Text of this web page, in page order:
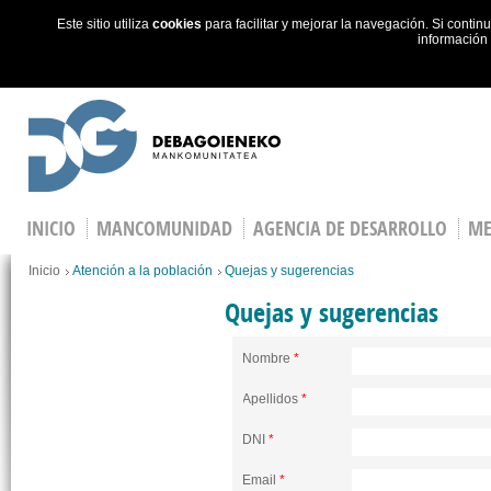
Este sitio utiliza cookies para facilitar y mejorar la navegación. Si
INICIO MANCOMUNIDAD AGENCIA DE DESARROLLO
Estás en
Inicio Atención a la población Quejas y sugerencias
Quejas y sugerencias
Nombre*
Apellidos*
DNI*
Email*